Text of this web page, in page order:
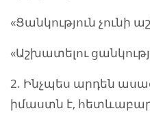
«Ցանկություն չունի
«Աշխատելու
2. Ինչպես արդեն
իմաստն է, հետևաբար